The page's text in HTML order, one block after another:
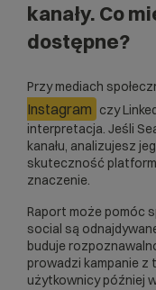
kanały. Co
dostępne?
Przy mediach
Instagram czy
interpretacja. Jeśli
kanału, analizujesz
skuteczność
znaczenie.
Raport może pomóc
social są
buduje
prowadzi kampanie z
użytkownicy później